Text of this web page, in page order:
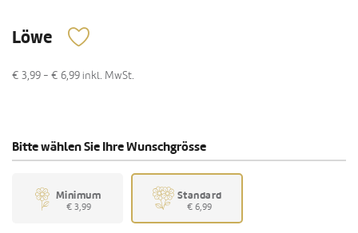
Löwe
€ 3,99 - € 6,99 inkl. MwSt.
Bitte wählen Sie Ihre Wunschgrösse
Minimum
€ 3,99
Standard
€ 6,99